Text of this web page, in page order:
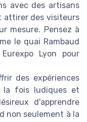
avec des artisans
attirer des visiteurs
mesure. Pensez à
le quai Rambaud
Lyon pour
des expériences
la fois ludiques et
d'apprendre
non seulement à la